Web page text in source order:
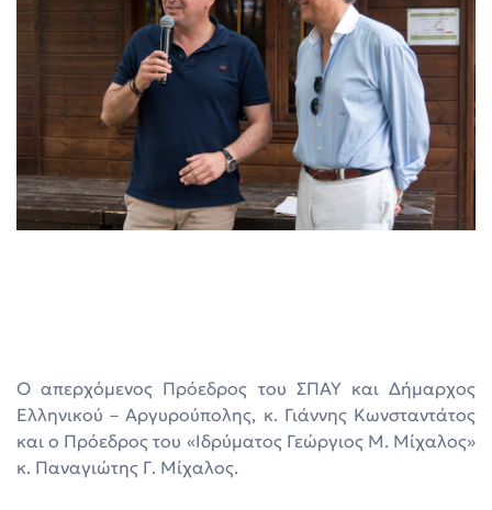
Ο απερχόμενος Πρόεδρος του ΣΠΑΥ και Δήμαρχος
Ελληνικού – Αργυρούπολης, κ. Γιάννης Κωνσταντάτος
και ο Πρόεδρος του «Ιδρύματος Γεώργιος Μ. Μίχαλος»
κ. Παναγιώτης Γ. Μίχαλος.